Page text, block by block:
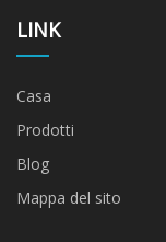
LINK
Casa
Prodotti
Blog
Mappa del sito